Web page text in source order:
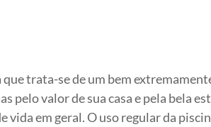
trata-se de um bem
pelo valor de sua casa e pela bela
em geral. O uso regular da